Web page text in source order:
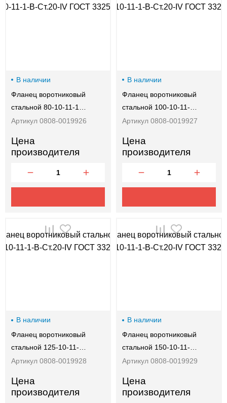
В наличии
Фланец воротниковый
стальной 80-10-11-1…
Артикул 0808-0019926
Цена
производителя
В наличии
Фланец воротниковый
стальной 100-10-11-…
Артикул 0808-0019927
Цена
производителя
В наличии
Фланец воротниковый
стальной 125-10-11-…
Артикул 0808-0019928
Цена
производителя
В наличии
Фланец воротниковый
стальной 150-10-11-…
Артикул 0808-0019929
Цена
производителя